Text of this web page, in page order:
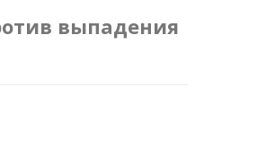
выпадения